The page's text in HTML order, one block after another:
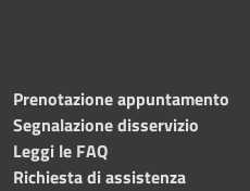
Prenotazione appuntamento
Segnalazione disservizio
Leggi le FAQ
Richiesta di assistenza